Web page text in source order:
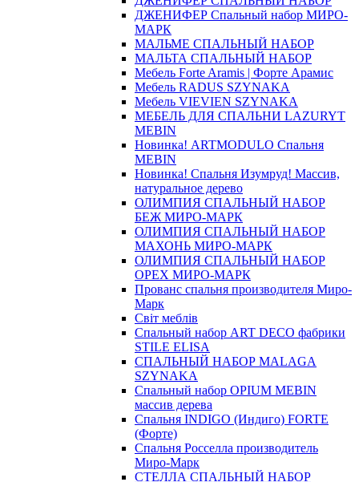
ДЖЕНИФЕР Спальный набор МИРО-
МАРК
МАЛЬМЕ СПАЛЬНЫЙ НАБОР
МАЛЬТА СПАЛЬНЫЙ НАБОР
Мебель Forte Aramis | Форте Арамис
Мебель RADUS SZYNAKA
Мебель VIEVIEN SZYNAKA
МЕБЕЛЬ ДЛЯ СПАЛЬНИ LAZURYT
MEBIN
Новинка! ARTMODULO Спальня
MEBIN
Новинка! Спальня Изумруд! Массив,
натуральное дерево
ОЛИМПИЯ СПАЛЬНЫЙ НАБОР
БЕЖ МИРО-МАРК
ОЛИМПИЯ СПАЛЬНЫЙ НАБОР
МАХОНЬ МИРО-МАРК
ОЛИМПИЯ СПАЛЬНЫЙ НАБОР
ОРЕХ МИРО-МАРК
Прованс спальня производителя Миро-
Марк
Світ меблів
Спальный набор ART DECO фабрики
STILE ELISA
СПАЛЬНЫЙ НАБОР MALAGA
SZYNAKA
Спальный набор OPIUM MEBIN
массив дерева
Спальня INDIGO (Индиго) FORTE
(Форте)
Спальня Росселла производитель
Миро-Марк
СТЕЛЛА СПАЛЬНЫЙ НАБОР